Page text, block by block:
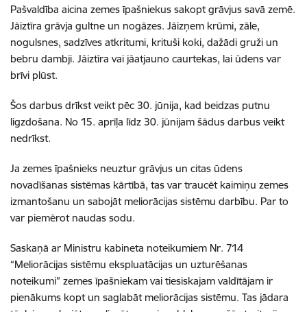
Pašvaldība aicina zemes īpašniekus sakopt grāvjus savā zemē.
Jāiztīra grāvja gultne un nogāzes. Jāizņem krūmi, zāle,
nogulsnes, sadzīves atkritumi, krituši koki, dažādi gruži un
bebru dambji. Jāiztīra vai jāatjauno caurtekas, lai ūdens var
brīvi plūst.
Šos darbus drīkst veikt pēc 30. jūnija, kad beidzas putnu
ligzdošana. No 15. aprīļa līdz 30. jūnijam šādus darbus veikt
nedrīkst.
Ja zemes īpašnieks neuztur grāvjus un citas ūdens
novadīšanas sistēmas kārtībā, tas var traucēt kaimiņu zemes
izmantošanu un sabojāt meliorācijas sistēmu darbību. Par to
var piemērot naudas sodu.
Saskaņā ar Ministru kabineta noteikumiem Nr. 714
“Meliorācijas sistēmu ekspluatācijas un uzturēšanas
noteikumi” zemes īpašniekam vai tiesiskajam valdītājam ir
pienākums kopt un saglabāt meliorācijas sistēmu. Tas jādara